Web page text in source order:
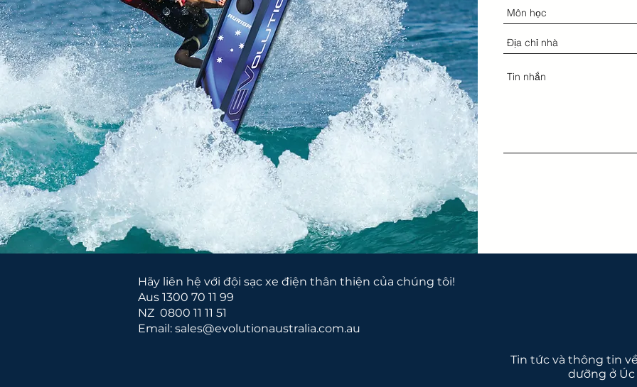
Hãy liên hệ với đội sạc xe điện thân thiện của chúng tôi!
Aus 1300 70 11 99
NZ 0800 11 11 51
Email: sales@evolutionaustralia.com.au
Tin tức và thông tin
dưỡng ở Úc